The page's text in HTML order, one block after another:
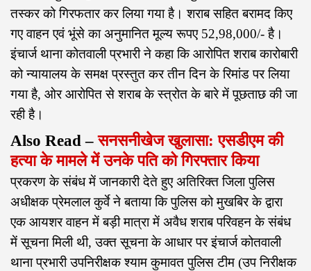
तस्कर को गिरफतार कर लिया गया है। शराब सहित बरामद किए
गए वाहन एवं भूंसे का अनुमानित मूल्य रूपए 52,98,000/- है।
इंचार्ज थाना कोतवाली प्रभारी ने कहा कि आरोपित शराब कारोबारी
को न्यायालय के समक्ष प्रस्तुत कर तीन दिन के रिमांड पर लिया
गया है, ओर आरोपित से शराब के स्त्रोत के बारे में पूछताछ की जा
रही है।
Also Read –सनसनीखेज खुलासा: एसडीएम की
हत्या के मामले में उनके पति को गिरफ्तार किया
प्रकरण के संबंध में जानकारी देते हुए अतिरिक्त जिला पुलिस
अधीक्षक प्रेमलाल कुर्वे ने बताया कि पुलिस को मुखबिर के द्वारा
एक आयशर वाहन में बड़ी मात्रा में अवैध शराब परिवहन के संबंध
में सूचना मिली थी, उक्त सूचना के आधार पर इंचार्ज कोतवाली
थाना प्रभारी उपनिरीक्षक श्याम कुमावत पुलिस टीम (उप निरीक्षक